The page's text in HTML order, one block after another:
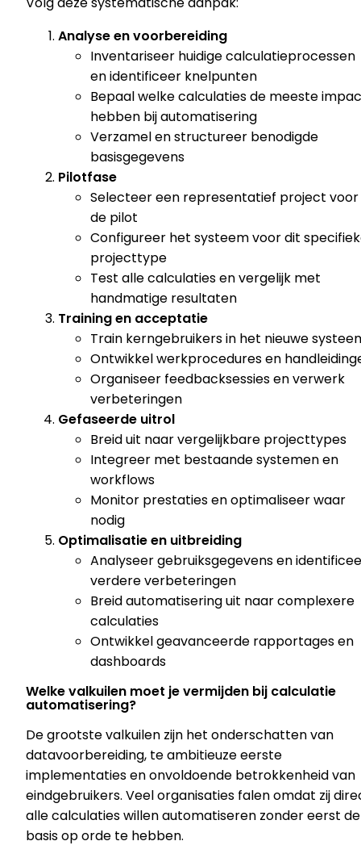
Analyse en voorbereiding
Inventariseer huidige calculatieprocessen
en identificeer knelpunten
Bepaal welke calculaties de meeste
hebben bij automatisering
Verzamel en structureer benodigde
basisgegevens
Pilotfase
Selecteer een representatief project voor
de pilot
Configureer het systeem voor dit
projecttype
Test alle calculaties en vergelijk met
handmatige resultaten
Training en acceptatie
Train kerngebruikers in het nieuwe
Ontwikkel werkprocedures en
Organiseer feedbacksessies en verwerk
verbeteringen
Gefaseerde uitrol
Breid uit naar vergelijkbare projecttypes
Integreer met bestaande systemen en
workflows
Monitor prestaties en optimaliseer waar
nodig
Optimalisatie en uitbreiding
Analyseer gebruiksgegevens en
verdere verbeteringen
Breid automatisering uit naar complexere
calculaties
Ontwikkel geavanceerde rapportages en
dashboards
Welke valkuilen moet je vermijden bij calculatie
automatisering?
De grootste valkuilen zijn het onderschatten van
datavoorbereiding, te ambitieuze eerste
implementaties en onvoldoende betrokkenheid van
eindgebruikers. Veel organisaties falen omdat zij
alle calculaties willen automatiseren zonder eerst de
basis op orde te hebben.